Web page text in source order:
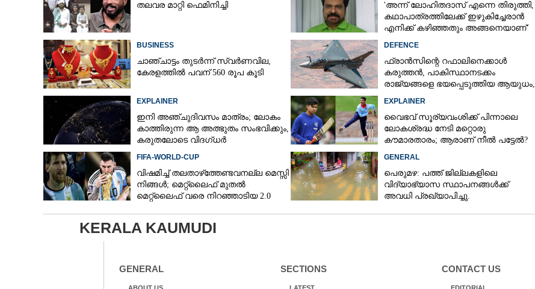
തലവര മാറ്റി ഫെമിനിച്ചി
'അന്ന് ലോഹിതദാസ് എന്നെ തിരുത്തി,​
കഥാപാത്രത്തിലേക്ക് ഇഴുകിച്ചേരാൻ
എനിക്ക് കഴിഞ്ഞതും അങ്ങനെയാണ്'
BUSINESS
ചാഞ്ചാട്ടം തുടർന്ന് സ്വർണവില,
കേരളത്തിൽ പവന് 560 രൂപ കൂടി
DEFENCE
ഫ്രാൻസിന്റെ റഫാലിനെക്കാൾ
കരുത്തൻ,​ പാകിസ്ഥാനടക്കം
രാജ്യങ്ങളെ ഭയപ്പെടുത്തിയ ആയുധം,​
EXPLAINER
ഇനി അഞ്ചുദിവസം മാത്രം; ലോകം
കാത്തിരുന്ന ആ അത്ഭുതം സംഭവിക്കും,
കരുതലോടെ വിദഗ്ധർ
EXPLAINER
വൈഭവ് സൂര്യവംശിക്ക് പിന്നാലെ
ലോകശ്രദ്ധ നേടി മറ്റൊരു
കൗമാരതാരം; ആരാണ് നീൽ പട്ടേൽ?
FIFA-WORLD-CUP
വിഷമിച്ച് തലതാഴ്‌ത്തേണ്ടവനല്ല മെസ്സി
നിങ്ങള്‍; മെറ്റ്‌ലൈഫ് മുതല്‍
മെറ്റ്‌ലൈഫ് വരെ നിറഞ്ഞാടിയ 2.0
GENERAL
പെരുമഴ: പത്ത് ജില്ലകളിലെ
വിദ്യാഭ്യാസ സ്ഥാപനങ്ങൾക്ക്
അവധി പ്രഖ്യാപിച്ചു.
KERALA KAUMUDI
GENERAL SECTIONS CONTACT US